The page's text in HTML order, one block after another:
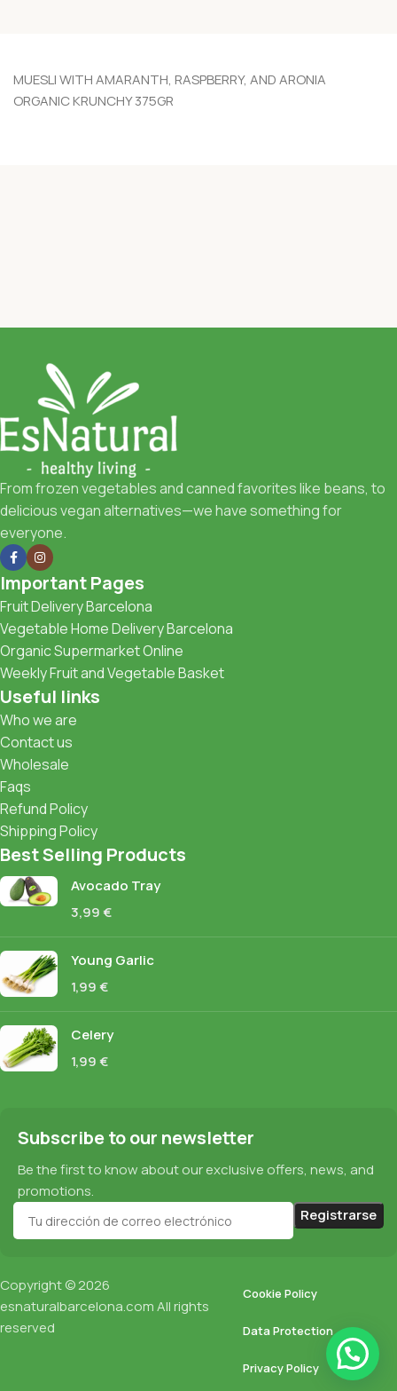
MUESLI WITH AMARANTH, RASPBERRY, AND ARONIA
ORGANIC KRUNCHY 375GR
From frozen vegetables and canned favorites like beans, to
delicious vegan alternatives—we have something for
everyone.
Important Pages
Fruit Delivery Barcelona
Vegetable Home Delivery Barcelona
Organic Supermarket Online
Weekly Fruit and Vegetable Basket
Useful links
Who we are
Contact us
Wholesale
Faqs
Refund Policy
Shipping Policy
Best Selling Products
Avocado Tray
3,99€
Young Garlic
1,99€
Celery
1,99€
Subscribe to our newsletter
Be the first to know about our exclusive offers, news, and
promotions.
Copyright © 2026
esnaturalbarcelona.comAll rights
reserved
Cookie Policy
Data Protection
Privacy Policy